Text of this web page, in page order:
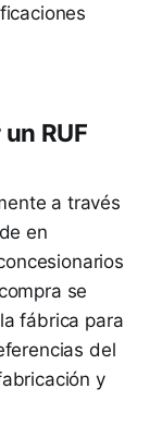
RUF
a través
en
se
fábrica para
del
y